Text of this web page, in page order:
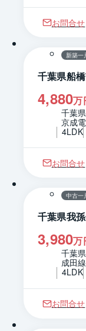
お問合せ
新築一
千葉県船
4,880万
千葉
京成
4LDK
お問合せ
中古一
千葉県我
3,980万
千葉
成田
4LDK
お問合せ